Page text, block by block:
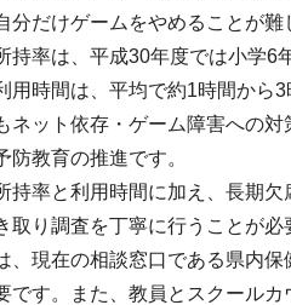
だけゲームをやめることが難
持率は、平成30年度では小学
用時間は、平均で約1時間から
ネット依存・ゲーム障害への
教育の推進です。
持率と利用時間に加え、長期
り調査を丁寧に行うことが必
、現在の相談窓口である県内
です。また、教員とスクール